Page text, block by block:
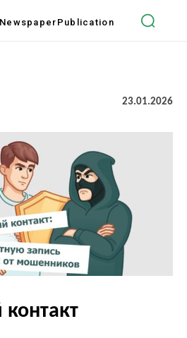
Newspaper Publication
23.01.2026